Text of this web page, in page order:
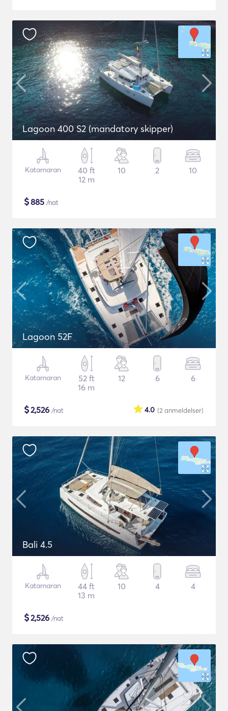
Lagoon 400 S2 (mandatory skipper)
Katamaran
40 ft
12 m
10 2 10
$885 /nat
Lagoon 52F
Katamaran
52 ft
16 m
12 6 6
$2,526 /nat (2 anmeldelser)
4.0
Bali 4.5
Katamaran
44 ft
13 m
10 4 4
$2,526 /nat